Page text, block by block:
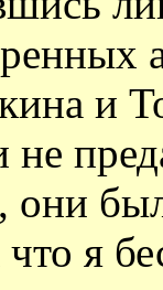
и
они
я